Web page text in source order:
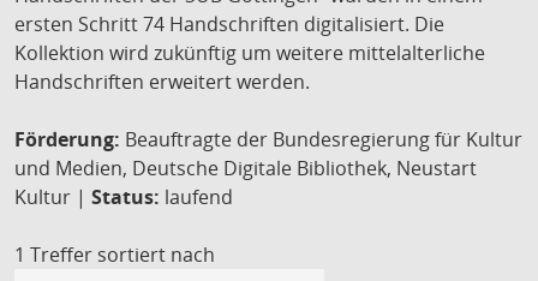
ersten Schritt 74 Handschriften digitalisiert. Die
Kollektion wird zukünftig um weitere mittelalterliche
Handschriften erweitert werden.
Förderung: Beauftragte der Bundesregierung für Kultur
und Medien, Deutsche Digitale Bibliothek, Neustart
Kultur | Status: laufend
1 Treffer sortiert nach